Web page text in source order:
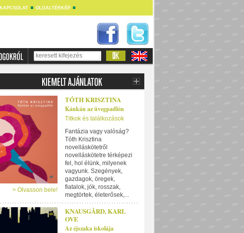
KAPCSOLAT OLDALTÉRKÉP
> Olvasson bele!
TÓTH KRISZTINA
Kánkán az üvegpadlón
Titkok és találkozások
Fantázia vagy valóság?
Tóth Krisztina
novelláskötetről
novelláskötetre térképezi
fel, hol élünk, milyenek
vagyunk. Szegények,
gazdagok, öregek,
fiatalok, jók, rosszak,
megtörtek, életerősek,...
KNAUSGÅRD, KARL
OVE
Az éjszaka iskolája